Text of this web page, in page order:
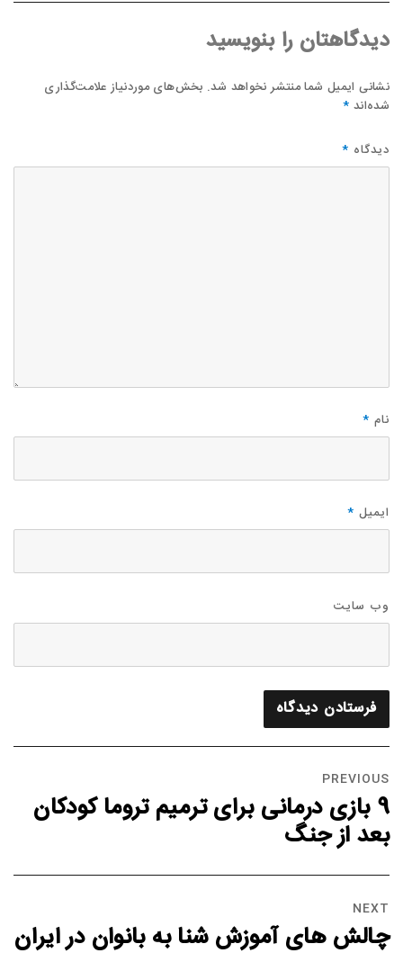
دیدگاهتان را بنویسید
نشانی ایمیل شما منتشر نخواهد شد. بخش‌های موردنیاز علامت‌گذاری
شده‌اند *
دیدگاه *
نام *
ایمیل *
وب‌ سایت
PREVIOUS
9 بازی‌ درمانی برای ترمیم تروما کودکان
بعد از جنگ‌
NEXT
چالش های آموزش شنا به بانوان در ایران